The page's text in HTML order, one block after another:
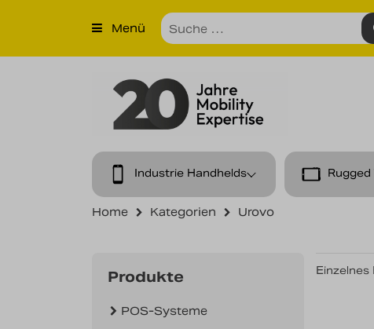
×
Unsere Leistungen
Menü
Industrie Handhelds Rugged
Home Kategorien Urovo
Produkte
POS-Systeme